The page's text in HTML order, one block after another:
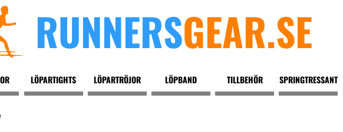
RUNNERSGEAR.SE
LÖPARTIGHTS LÖPARTRÖJOR LÖPBAND TILLBEHÖR SPRINGTRESSANT